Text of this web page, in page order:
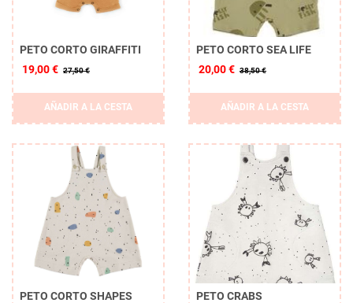
PETO CORTO GIRAFFITI
19,00 € 27,50 €
AÑADIR A LA CESTA
PETO CORTO SEA LIFE
20,00 € 38,50 €
AÑADIR A LA CESTA
PETO CORTO SHAPES
PETO CRABS